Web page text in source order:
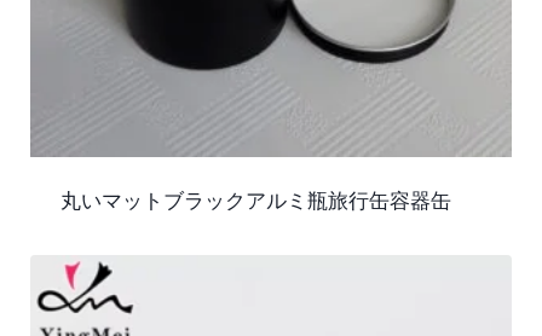
丸いマットブラックアルミ瓶旅行缶容器缶